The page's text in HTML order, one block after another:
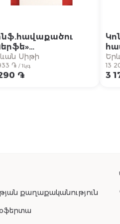
Սիթի
֏ / 1կգ
֏
13
3
քաղաքականություն